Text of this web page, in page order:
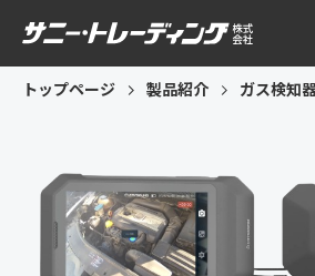
トップページ 製品紹介 ガス検知